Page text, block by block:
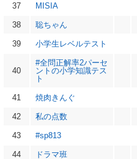
37 MISIA
38 聡ちゃん
39 小学生レベルテスト
40
#全問正解率2パーセ
ントの小学知識テス
ト
41 焼肉きんぐ
42 私の点数
43 #sp813
44 ドラマ班